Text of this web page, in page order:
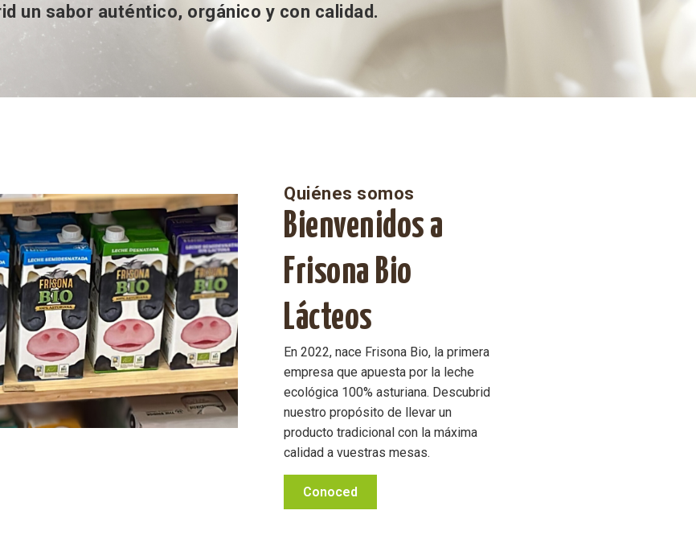
un sabor auténtico, orgánico y con calidad.
Quiénes somos
Bienvenidos a
Frisona Bio
Lácteos
En 2022, nace Frisona Bio, la primera
empresa que apuesta por la leche
ecológica 100% asturiana. Descubrid
nuestro propósito de llevar un
producto tradicional con la máxima
calidad a vuestras mesas.
Conoced